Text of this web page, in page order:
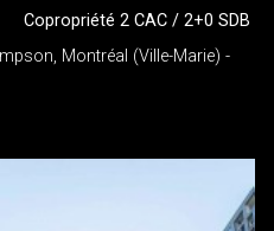
Copropriété 2 CAC / 2+0 SDB
Montréal (Ville-Marie) -